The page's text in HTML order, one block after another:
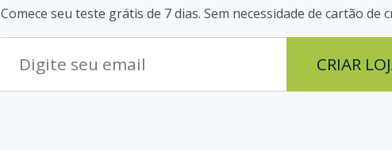
Comece seu teste grátis de 7 dias. Sem necessidade de cartão de
CRIAR